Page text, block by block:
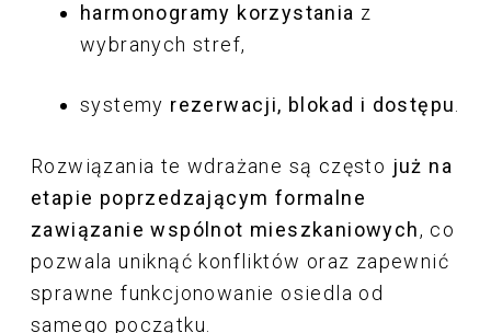
harmonogramy korzystania z
wybranych stref,
systemy rezerwacji, blokad i dostępu
Rozwiązania te wdrażane są często już na
etapie poprzedzającym formalne
zawiązanie wspólnot mieszkaniowych, co
pozwala uniknąć konfliktów oraz zapewnić
sprawne funkcjonowanie osiedla od
samego początku.